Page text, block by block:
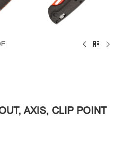
AXIS, CLIP POINT